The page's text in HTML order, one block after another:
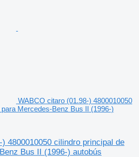
WABCO citaro (01.98-) 4800010050
Mercedes-Benz Bus II (1996-)
4800010050 cilindro principal de
Bus II (1996-) autobús